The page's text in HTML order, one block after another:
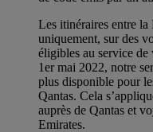
Les itinéraires entre
uniquement, sur des
éligibles au service
1er mai 2022, notre
plus disponible pour
Qantas. Cela
auprès de Qantas et
Emirates.